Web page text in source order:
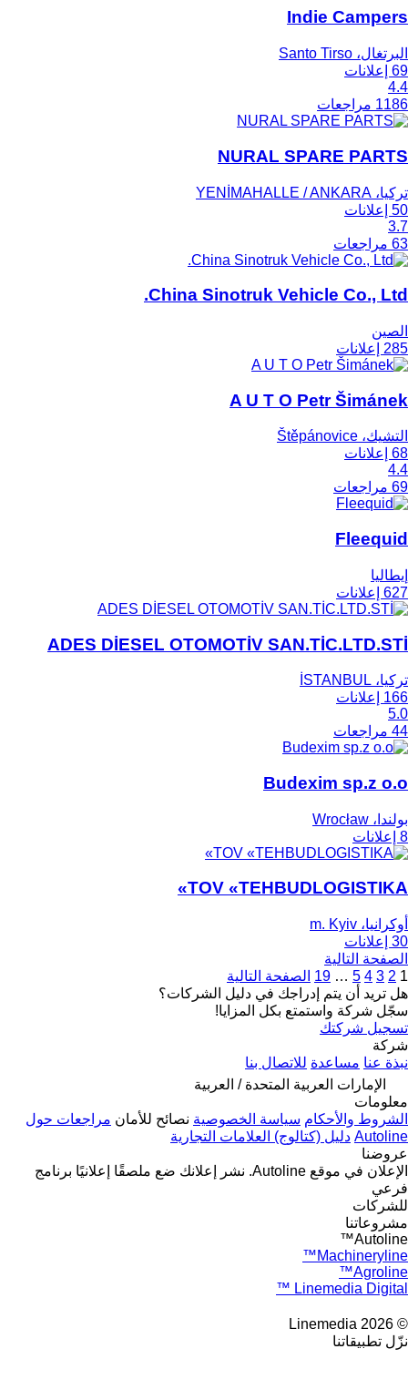
Indie Campers
البرتغال، Santo Tirso
69 إعلانات
4.4
1186 مراجعات
NURAL SPARE PARTS
تركيا، YENİMAHALLE / ANKARA
50 إعلانات
3.7
63 مراجعات
China Sinotruk Vehicle Co., Ltd.
الصين
285 إعلانات
A U T O Petr Šimánek
التشيك، Štěpánovice
68 إعلانات
4.4
69 مراجعات
Fleequid
إيطاليا
627 إعلانات
ADES DİESEL OTOMOTİV SAN.TİC.LTD.STİ
تركيا، İSTANBUL
166 إعلانات
5.0
44 مراجعات
Budexim sp.z o.o
بولندا، Wrocław
8 إعلانات
TOV «TEHBUDLOGISTIKA»
أوكرانيا، m. Kyiv
30 إعلانات
الصفحة التالية
1
2
3
4
5
…
19 الصفحة التالية
هل تريد أن يتم إدراجك في دليل الشركات؟
سجّل شركة واستمتع بكل المزايا!
تسجيل شركتك
شركة
نبذة عنا مساعدة للاتصال بنا
الإمارات العربية المتحدة / العربية
معلومات
الشروط والأحكام سياسة الخصوصية نصائح للأمان مراجعات حول
Autoline دليل (كتالوج) العلامات التجارية
عروضنا
الإعلان في موقع Autoline.
نشر إعلانك ضع ملصقًا إعلانيًا برنامج
فرعي
للشركات
مشروعاتنا
Autoline™
Machineryline™
Agroline™
Linemedia Digital ™
© 2026 Linemedia
نزّل تطبيقاتنا